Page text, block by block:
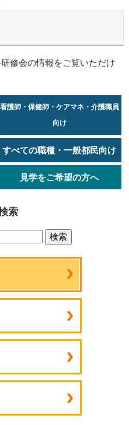
修会の情報をご覧いただけ
看護師・保健師・ケアマネ・介護職員
向け
すべての職種・一般都民向け
見学をご希望の方へ
索